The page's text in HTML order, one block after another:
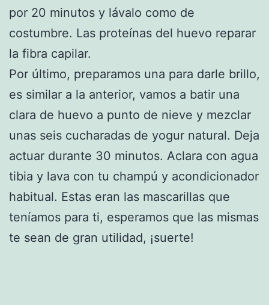
por 20 minutos y lávalo como de
costumbre. Las proteínas del huevo reparar
la fibra capilar.
Por último, preparamos una para darle brillo,
es similar a la anterior, vamos a batir una
clara de huevo a punto de nieve y mezclar
unas seis cucharadas de yogur natural. Deja
actuar durante 30 minutos. Aclara con agua
tibia y lava con tu champú y acondicionador
habitual. Estas eran las mascarillas que
teníamos para ti, esperamos que las mismas
te sean de gran utilidad, ¡suerte!